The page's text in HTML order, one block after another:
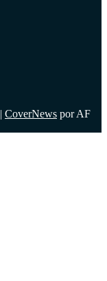
| CoverNews por AF